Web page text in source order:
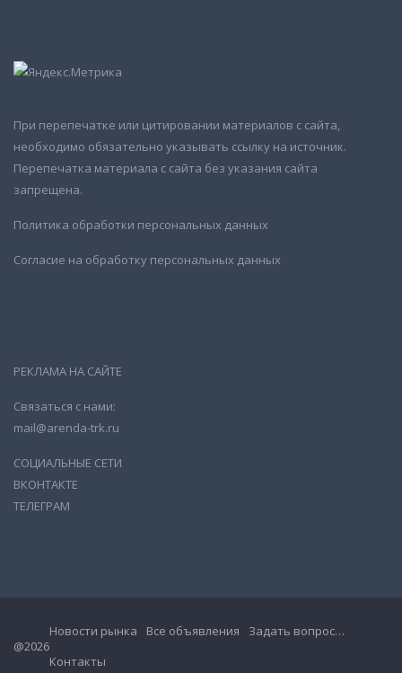
При перепечатке или цитировании материалов с сайта,
необходимо обязательно указывать ссылку на источник.
Перепечатка материала с сайта без указания сайта
запрещена.
Политика обработки персональных данных
Согласие на обработку персональных данных
РЕКЛАМА НА САЙТЕ
Связаться с нами:
mail@arenda-trk.ru
СОЦИАЛЬНЫЕ СЕТИ
ВКОНТАКТЕ
ТЕЛЕГРАМ
@2026
Новости рынка Все объявления
Задать вопрос…
Контакты